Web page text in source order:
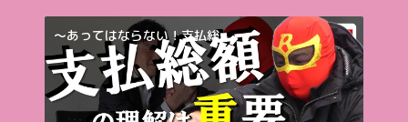
～あってはならない！支払総...